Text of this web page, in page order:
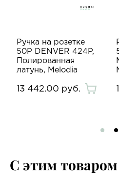
Ручка на розетке
50P DENVER 424P,
Полированная
латунь, Melodia
13 442.00 руб.
С этим